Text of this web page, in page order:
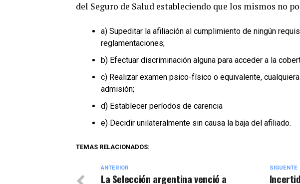
del Seguro de Salud estableciendo que los mismos no
a) Supeditar la afiliación al cumplimiento de ningún
reglamentaciones;
b) Efectuar discriminación alguna para acceder a la
c) Realizar examen psico-físico o equivalente,
admisión;
d) Establecer períodos de carencia
e) Decidir unilateralmente sin causa la baja del afiliado.
TEMAS RELACIONADOS:
SIGUENTE
ANTERIOR
La Selección argentina venció a